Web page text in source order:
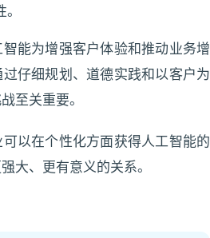
能为增强客户体验和推动业务增
仔细规划、道德实践和以客户为
至关重要。
以在个性化方面获得人工智能的
大、更有意义的关系。